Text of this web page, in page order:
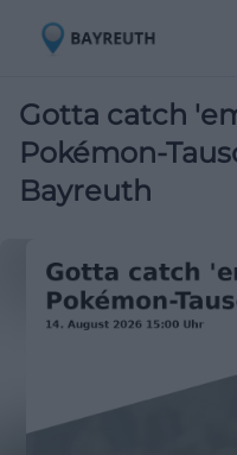
Gotta catch
Pokémon-
Bayreuth